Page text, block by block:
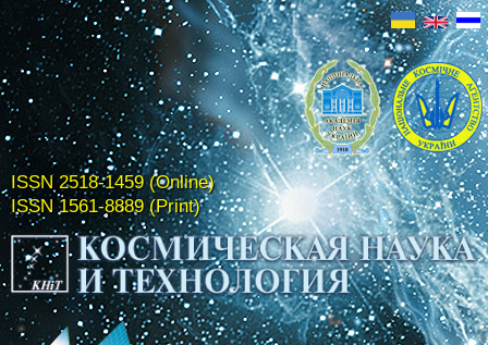
ISSN 2518-1459 (Online)
ISSN 1561-8889 (Print)